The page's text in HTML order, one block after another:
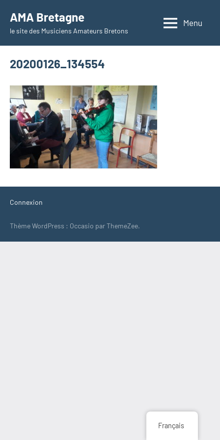
contenu
AMA Bretagne
le site des Musiciens Amateurs Bretons
Menu
20200126_134554
Connexion
Thème WordPress : Occasio par ThemeZee.
Français